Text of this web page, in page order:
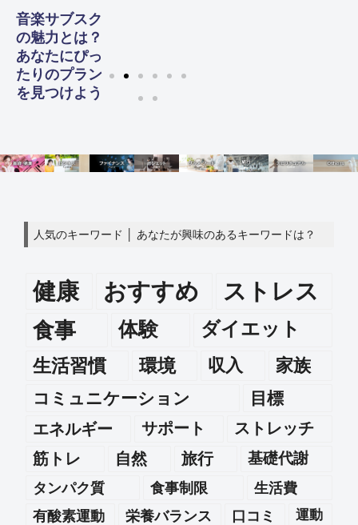
音楽サブスク
の魅力とは？
あなたにぴっ
たりのプラン
を見つけよう
人気のキーワード │ あなたが興味のあるキーワードは？
健康 おすすめ ストレス
食事 体験
ダイエット
生活習慣
環境 収入 家族
コミュニケーション
目標
エネルギー
サポート
ストレッチ
筋トレ
自然 旅行 基礎代謝
タンパク質 食事制限
生活費
有酸素運動
栄養バランス 口コミ
運動